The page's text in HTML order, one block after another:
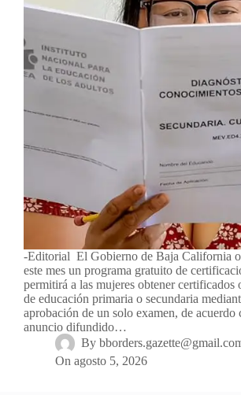
-Editorial El Gobierno de Baja California
este mes un programa gratuito de
permitirá a las mujeres obtener certificados
de educación primaria o secundaria
aprobación de un solo examen, de acuerdo
anuncio difundido…
By
On agosto 5, 2026